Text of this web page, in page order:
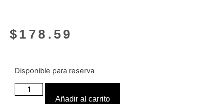
$ 178.59
Disponible para reserva
Añadir al carrito